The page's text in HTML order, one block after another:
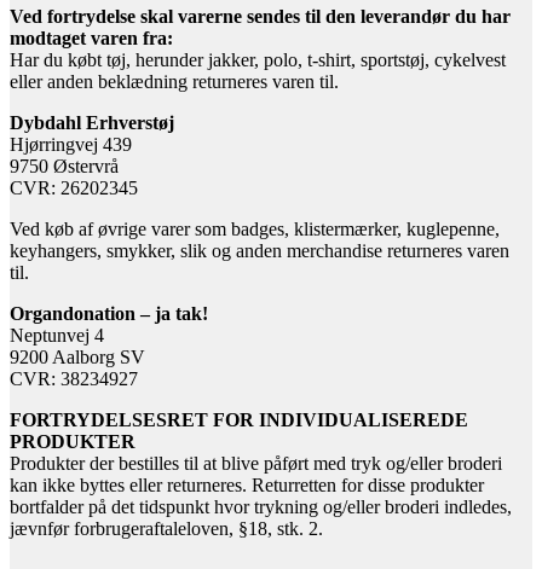
Ved fortrydelse skal varerne sendes til den leverandør du har
modtaget varen fra:
Har du købt tøj, herunder jakker, polo, t-shirt, sportstøj, cykelvest
eller anden beklædning returneres varen til.
Dybdahl Erhverstøj
Hjørringvej 439
9750 Østervrå
CVR: 26202345
Ved køb af øvrige varer som badges, klistermærker, kuglepenne,
keyhangers, smykker, slik og anden merchandise returneres varen
til.
Organdonation – ja tak!
Neptunvej 4
9200 Aalborg SV
CVR: 38234927
FORTRYDELSESRET FOR INDIVIDUALISEREDE
PRODUKTER
Produkter der bestilles til at blive påført med tryk og/eller broderi
kan ikke byttes eller returneres. Returretten for disse produkter
bortfalder på det tidspunkt hvor trykning og/eller broderi indledes,
jævnfør forbrugeraftaleloven, §18, stk. 2.